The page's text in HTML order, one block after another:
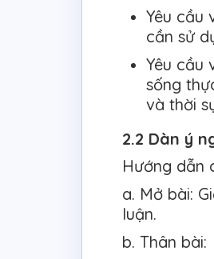
Yêu cầu
cần sử
Yêu cầu
sống
và thời
2.2 Dàn ý
Hướng dẫn
a. Mở bài:
luận.
b. Thân bài: